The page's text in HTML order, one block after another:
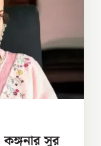
কঙ্গনার সুর